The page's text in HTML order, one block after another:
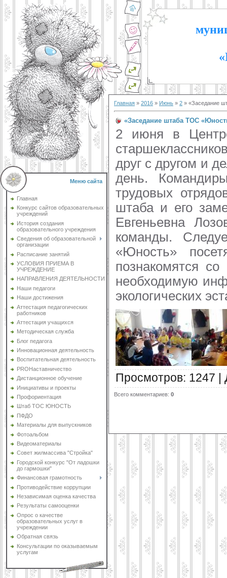
Меню сайта
Главная
Конкурс сайтов образовательных
учреждений
История создания
образовательного учреждения
Сведения об образовательной
организации
Расписание занятий
УСЛОВИЯ ПРИЕМА В
УЧРЕЖДЕНИЕ
НАПРАВЛЕНИЯ ДЕЯТЕЛЬНОСТИ
Наши педагоги
Наши достижения
Аттестация педагогических
работников
Аттестация учащихся
Методическая служба
Блог педагога
Инновационная деятельность
Воспитательная деятельность
PROНаставничество
Дистанционное обучение
Инициативы и проекты
Профориентация
Штаб ТОС ЮНОСТЬ
ПФДО
Материалы для выпускников
Фотоальбом
Видеоматериалы
Совет жилмассива "Стройка"
Городской конкурс "От ладошки
до гармошки"
Финансовая грамотность
Противодействие коррупции
Независимая оценка качества
Результаты самооценки
Опрос о качестве
образовательных услуг в
учреждении
Обратная связь
Консультации по оказываемым
услугам
Главная » 2016 » Июнь » 2 » «Заседание
«Заседание штаба ТОС
2 июня в
друг с другом и
день.
трудовых
штаба и его
Евгеньевна
команды.
«Юность»
познакомятся
необходимую
экологических
Просмотров: 1247
Всего комментариев: 0